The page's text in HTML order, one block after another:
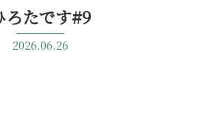
ろたです#9
2026.06.26